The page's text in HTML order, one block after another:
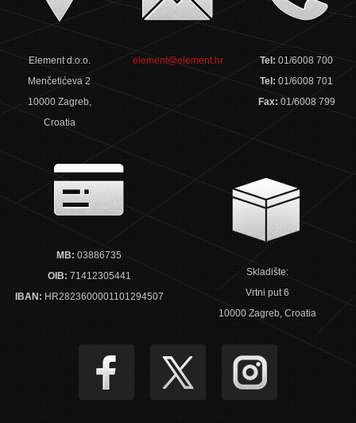
Element d.o.o.
Menčetićeva 2
10000 Zagreb,
Croatia
element@element.hr Tel:01/6008 700
Tel:01/6008 701
Fax: 01/6008 799
MB: 03886735
OIB: 71412305441
IBAN: HR2823600001101294507
Skladište:
Vrtni put 6
10000 Zagreb, Croatia